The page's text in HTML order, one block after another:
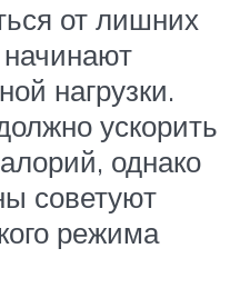
от лишних
нагрузки.
ускорить
однако
советуют
режима